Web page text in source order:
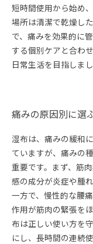
短時間使用から始め
場所は清潔で乾燥し
で、痛みを効果的に
する個別ケアと合わ
日常生活を目指しまし
痛みの原因別に選
湿布は、痛みの緩和
ていますが、痛みの
重要です。まず、筋
感の成分が炎症や腫
一方で、慢性的な腰
作用が筋肉の緊張を
布は正しい使い方を
にし、長時間の連続